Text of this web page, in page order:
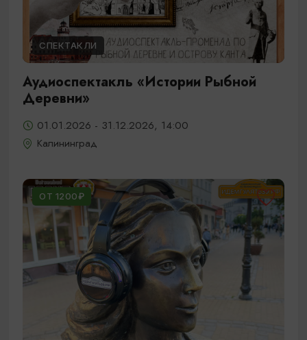
СПЕКТАКЛИ
Аудиоспектакль «Истории Рыбной
Деревни»
01.01.2026 - 31.12.2026, 14:00
Калининград
ОТ 1200₽